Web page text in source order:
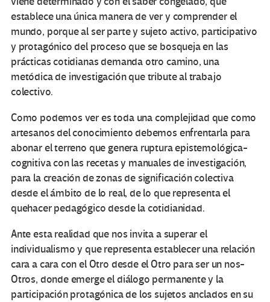
establece una única manera de ver y comprender el
mundo, porque al ser parte y sujeto activo, participativo
y protagónico del proceso que se bosqueja en las
prácticas cotidianas demanda otro camino, una
metódica de investigación que tribute al trabajo
colectivo.
Como podemos ver es toda una complejidad que como
artesanos del conocimiento debemos enfrentarla para
abonar el terreno que genera ruptura epistemológica-
cognitiva con las recetas y manuales de investigación,
para la creación de zonas de significación colectiva
desde el ámbito de lo real, de lo que representa el
quehacer pedagógico desde la cotidianidad.
Ante esta realidad que nos invita a superar el
individualismo y que representa establecer una relación
cara a cara con el Otro desde el Otro para ser un nos-
Otros, donde emerge el diálogo permanente y la
participación protagónica de los sujetos anclados en su